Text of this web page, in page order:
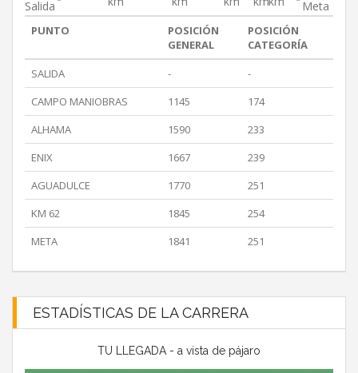
Salida Meta
PUNTO
POSICIÓN
GENERAL
POSICIÓN
CATEGORÍA
SALIDA
-
-
CAMPO MANIOBRAS
1145
174
ALHAMA
1590
233
ENIX
1667
239
AGUADULCE
1770
251
KM 62
1845
254
META
1841 251
ESTADÍSTICAS DE LA CARRERA
TU LLEGADA - a vista de pájaro